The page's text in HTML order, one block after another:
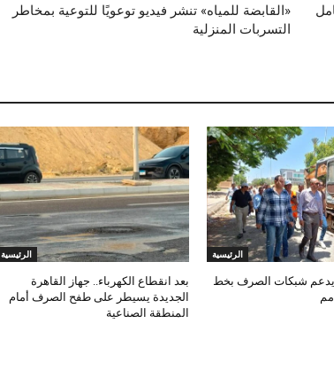
«القابضة للمياه» تنشر فيديو توعويًا للتوعية بمخاطر
التسربات المنزلية
الرئيسية
يدعم شبكات الصرف بخط
الرئيسية
بعد انقطاع الكهرباء.. جهاز القاهرة
الجديدة يسيطر على طفح الصرف أمام
المنطقة الصناعية